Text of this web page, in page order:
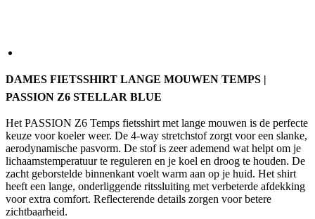
DAMES FIETSSHIRT LANGE MOUWEN TEMPS |
PASSION Z6 STELLAR BLUE
Het PASSION Z6 Temps fietsshirt met lange mouwen is de perfecte
keuze voor koeler weer. De 4-way stretchstof zorgt voor een slanke,
aerodynamische pasvorm. De stof is zeer ademend wat helpt om je
lichaamstemperatuur te reguleren en je koel en droog te houden. De
zacht geborstelde binnenkant voelt warm aan op je huid. Het shirt
heeft een lange, onderliggende ritssluiting met verbeterde afdekking
voor extra comfort. Reflecterende details zorgen voor betere
zichtbaarheid.